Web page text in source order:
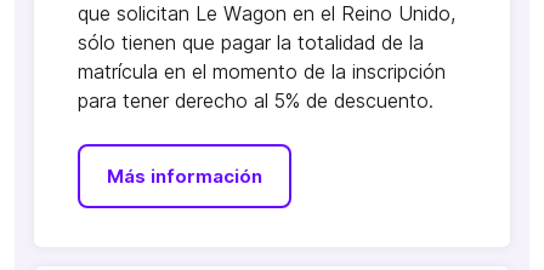
que solicitan Le Wagon en el Reino Unido,
sólo tienen que pagar la totalidad de la
matrícula en el momento de la inscripción
para tener derecho al 5% de descuento.
Más información